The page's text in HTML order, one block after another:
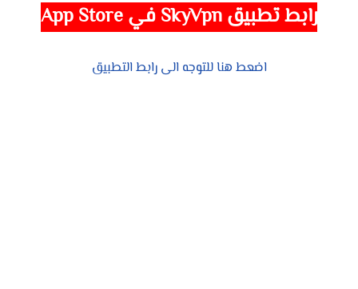
رابط تطبيقSkyVpnفي App Store
اضعط هنا للتوجه الى رابط التطبيق